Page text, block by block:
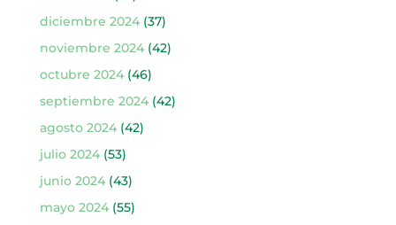
diciembre 2024(37)
noviembre 2024(42)
octubre 2024(46)
septiembre 2024(42)
agosto 2024(42)
julio 2024(53)
junio 2024(43)
mayo 2024(55)